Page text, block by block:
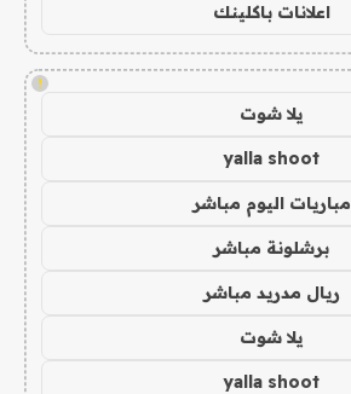
اعلانات باكلينك
!
يلا شوت
yalla shoot
مباريات اليوم مباشر
برشلونة مباشر
ريال مدريد مباشر
يلا شوت
yalla shoot